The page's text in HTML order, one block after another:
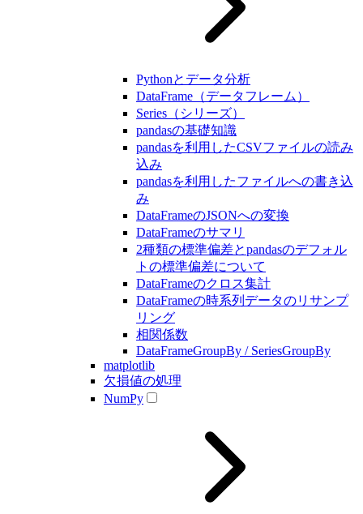
Pythonとデータ分析
DataFrame（データフレーム）
Series（シリーズ）
pandasの基礎知識
pandasを利用したCSVファイルの読み
込み
pandasを利用したファイルへの書き込
み
DataFrameのJSONへの変換
DataFrameのサマリ
2種類の標準偏差とpandasのデフォル
トの標準偏差について
DataFrameのクロス集計
DataFrameの時系列データのリサンプ
リング
相関係数
DataFrameGroupBy / SeriesGroupBy
matplotlib
欠損値の処理
NumPy